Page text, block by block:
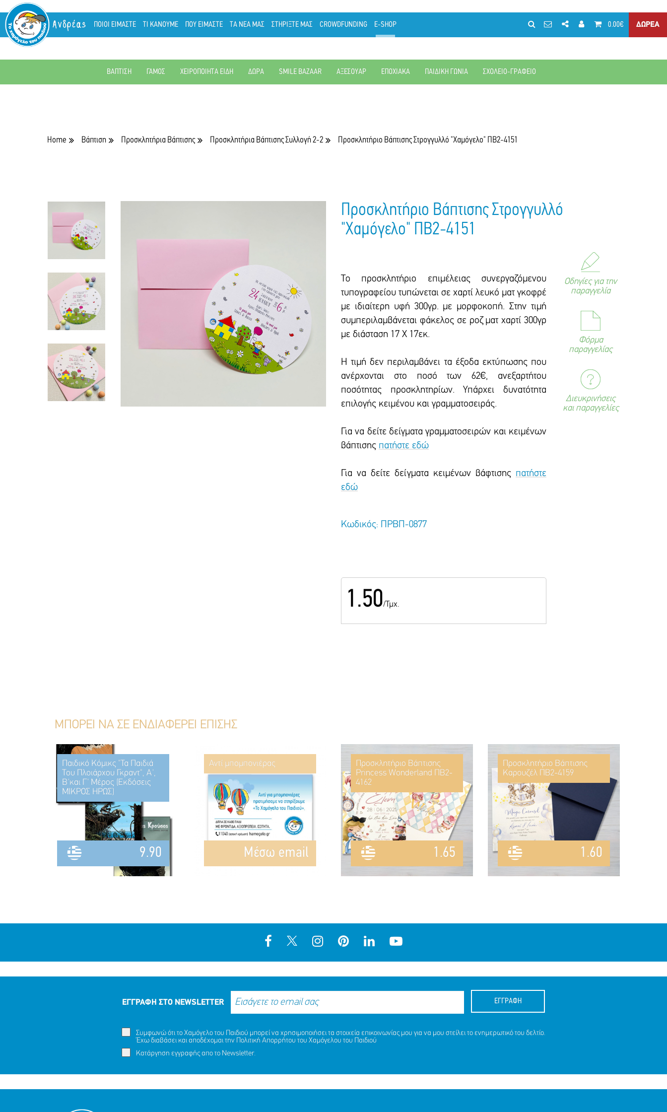
Ανδρέας ΠΟΙΟΙ ΕΙΜΑΣΤΕ ΤΙ ΚΑΝΟΥΜΕ ΠΟΥ ΕΙΜΑΣΤΕ ΤΑ ΝΕΑ ΜΑΣ ΣΤΗΡΙΞΤΕ ΜΑΣ CROWDFUNDING E-SHOP 0.00€ ΔΩΡΕΑ
ΒΑΠΤΙΣΗ ΓΑΜΟΣ ΧΕΙΡΟΠΟΙΗΤΑ ΕΙΔΗ ΔΩΡΑ SMILE BAZAAR ΑΞΕΣΟΥΑΡ ΕΠΟΧΙΑΚΑ ΠΑΙΔΙΚΗ ΓΩΝΙΑ ΣΧΟΛΕΙΟ-ΓΡΑΦΕΙΟ
Home Βάπτιση Προσκλητήρια Βάπτισης Προσκλητήρια Βάπτισης Συλλογή 2-2 Προσκλητήριο Βάπτισης Στρογγυλλό "Χαμόγελο" ΠΒ2-4151
Προσκλητήριο Βάπτισης Στρογγυλλό
"Χαμόγελο" ΠΒ2-4151
Το προσκλητήριο επιμέλειας συνεργαζόμενου
τυπογραφείου τυπώνεται σε χαρτί λευκό ματ γκοφρέ
με ιδιαίτερη υφή 300γρ. με μορφοκοπή. Στην τιμή
συμπεριλαμβάνεται φάκελος σε ροζ ματ χαρτί 300γρ
με διάσταση 17 Χ 17εκ.
Η τιμή δεν περιλαμβάνει τα έξοδα εκτύπωσης που
ανέρχονται στο ποσό των 62€, ανεξαρτήτου
ποσότητας προσκλητηρίων. Υπάρxει δυνατότητα
επιλογής κειμένου και γραμματοσειράς.
Για να δείτε δείγματα γραμματοσειρών και κειμένων
βάπτισης πατήστε εδώ
Για να δείτε δείγματα κειμένων βάφτισης πατήστε
εδώ
Κωδικός: ΠΡΒΠ-0877
1.50/Τμχ.
Οδηγίες για την
παραγγελία
Φόρμα
παραγγελίας
Διευκρινήσεις
και παραγγελίες
ΜΠΟΡΕΙ ΝΑ ΣΕ ΕΝΔΙΑΦΕΡΕΙ ΕΠΙΣΗΣ
Παιδικό Κόμικς "Τα Παιδιά
Του Πλοιάρχου Γκραντ", Α',
Β'και Γ' Μέρος (Εκδόσεις
ΜΙΚΡΟΣ ΗΡΩΣ)
9.90
Αντί μπομπονιέρας
Mέσω email
Προσκλητήριο Βάπτισης
Princess Wonderland ΠΒ2-
4162
1.65
Προσκλητήριο Βάπτισης
Καρουζέλ ΠΒ2-4159
1.60
ΕΓΓΡΑΦΗ ΣΤΟ NEWSLETTER ΕΓΓΡΑΦΗ
Συμφωνώ ότι το Χαμόγελο του Παιδιού μπορεί να χρησιμοποιήσει τα στοιχεία επικοινωνίας μου για να μου στείλει το ενημερωτικό του δελτίο.
Έχω διαβάσει και αποδέχομαι την Πολιτική Απορρήτου του Χαμόγελου του Παιδιού
Κατάργηση εγγραφής απο το Newsletter.